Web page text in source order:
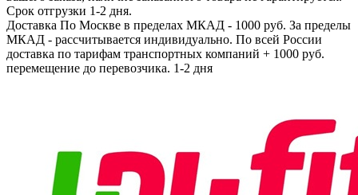
Срок отгрузки 1-2 дня.
Доставка По Москве в пределах МКАД - 1000 руб. За пределы
МКАД - рассчитывается индивидуально. По всей России
доставка по тарифам транспортных компаний + 1000 руб.
перемещение до перевозчика. 1-2 дня